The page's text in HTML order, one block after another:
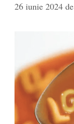
26 iunie 2024 de